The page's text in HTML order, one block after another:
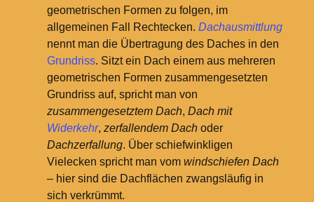
geometrischen Formen zu folgen, im
allgemeinen Fall Rechtecken. Dachausmittlung
nennt man die Übertragung des Daches in den
Grundriss. Sitzt ein Dach einem aus mehreren
geometrischen Formen zusammengesetzten
Grundriss auf, spricht man von
zusammengesetztem Dach, Dach mit
Widerkehr, zerfallendem Dachoder
Dachzerfallung. Über schiefwinkligen
Vielecken spricht man vom windschiefen Dach
– hier sind die Dachflächen zwangsläufig in
sich verkrümmt.